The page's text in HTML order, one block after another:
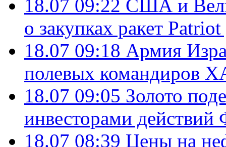
18.07 09:22 США и
о закупках ракет
18.07 09:18 Армия
полевых командиров
18.07 09:05 Золото
инвесторами
18.07 08:39 Цены на